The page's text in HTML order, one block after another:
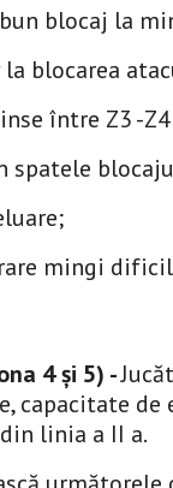
blocaj la
blocarea
între Z3 -
spatele
mingi
4 și 5) -
capacitate
linia a II a.